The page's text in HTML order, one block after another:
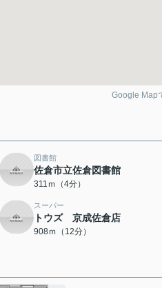
Google Map
図書館
佐倉市立佐倉図書館
311ｍ（4分）
スーパー
トウズ 京成佐倉店
908ｍ（12分）